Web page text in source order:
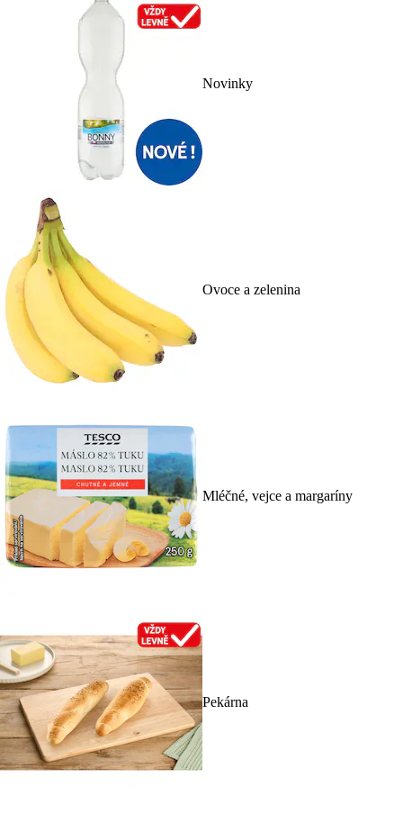
Novinky
Ovoce a zelenina
Mléčné, vejce a margaríny
Pekárna